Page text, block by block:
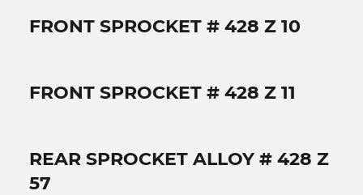
FRONT SPROCKET # 428 Z 10
FRONT SPROCKET # 428 Z 11
REAR SPROCKET ALLOY # 428 Z
57